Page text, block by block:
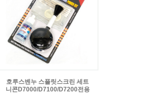
호루스벤누 스플릿스크린 세트
니콘D7000/D7100/D7200전용